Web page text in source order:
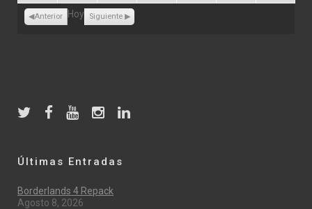
31,
2026
1,
2026
2,
2026
3,
4,
5,
6,
Anterior Hoy Siguiente
Últimas Entradas
Borderlands 4 Repack
Agosto 8, 2026